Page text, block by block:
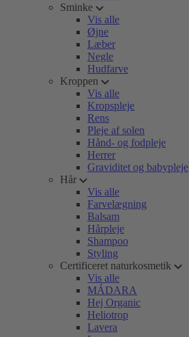
Sminke
Vis alle
Øjne
Læber
Negle
Hudfarve
Kroppen
Vis alle
Kropspleje
Rens
Pleje af solen
Hånd- og fodpleje
Herrer
Graviditet og babypleje
Hår
Vis alle
Farvelægning
Balsam
Hårpleje
Shampoo
Styling
Certificeret naturkosmetik
Vis alle
MÁDARA
Hej Organic
Heliotrop
Lavera